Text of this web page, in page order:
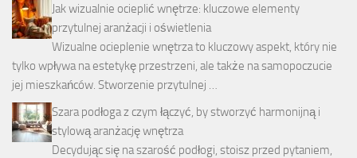
Jak wizualnie ocieplić wnętrze: kluczowe elementy
przytulnej aranżacji i oświetlenia
Wizualne ocieplenie wnętrza to kluczowy aspekt, który nie
tylko wpływa na estetykę przestrzeni, ale także na samopoczucie
jej mieszkańców. Stworzenie przytulnej …
Szara podłoga z czym łączyć, by stworzyć harmonijną i
stylową aranżację wnętrza
Decydując się na szarość podłogi, stoisz przed pytaniem,